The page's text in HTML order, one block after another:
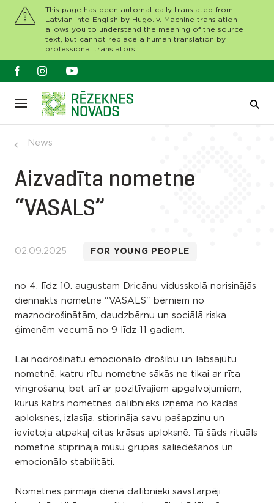
This page has been automatically translated from
Latvian into English by Hugo.lv. Machine translation
allows you to understand the meaning of the source
text, but cannot replace a human translation by
professional translators.
News
Aizvadīta nometne
“VASALS”
02.09.2025 FOR YOUNG PEOPLE
no 4. līdz 10. augustam Dricānu vidusskolā norisinājās
diennakts nometne "VASALS" bērniem no
maznodrošinātām, daudzbērnu un sociālā riska
ģimenēm vecumā no 9 līdz 11 gadiem.
Lai nodrošinātu emocionālo drošību un labsajūtu
nometnē, katru rītu nometne sākās ne tikai ar rīta
vingrošanu, bet arī ar pozitīvajiem apgalvojumiem,
kurus katrs nometnes dalībnieks izņēma no kādas
aploksnes, izlasīja, stiprināja savu pašapziņu un
ievietoja atpakaļ citas krāsas aploksnē. Tā šāds rituāls
nometnē stiprināja mūsu grupas saliedēšanos un
emocionālo stabilitāti.
Nometnes pirmajā dienā dalībnieki savstarpēji